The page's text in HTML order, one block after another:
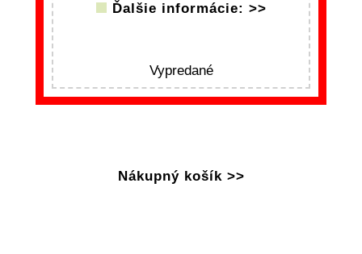
Ďalšie informácie: >>
Vypredané
Nákupný košík >>